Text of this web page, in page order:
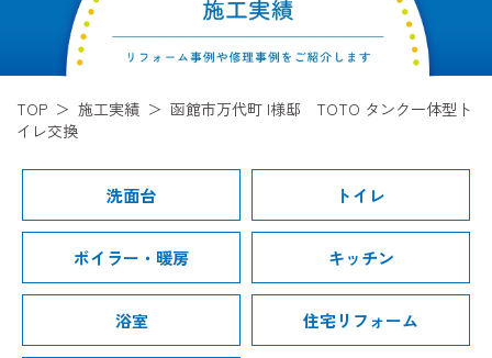
TOP 施工実績
函館市万代町 I様邸 TOTO タンク一体型ト
イレ交換
洗面台 トイレ
ボイラー・暖房 キッチン
浴室 住宅リフォーム